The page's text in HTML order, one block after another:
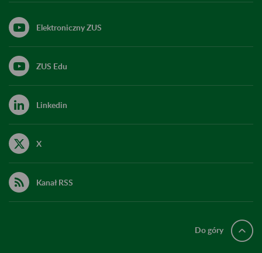
Elektroniczny ZUS
ZUS Edu
Linkedin
X
Kanał RSS
Do góry